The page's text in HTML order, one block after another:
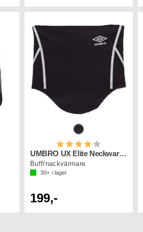
Betyg:
UMBRO UX Elite Neckwarmer
Buff/nackvärmare
30+ i lager
199,-